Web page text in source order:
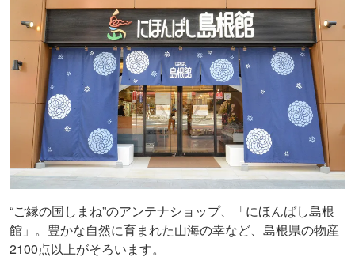
“ご縁の国しまね”のアンテナショップ、「にほんばし島根
館」。豊かな自然に育まれた山海の幸など、島根県の物産
2100点以上がそろいます。